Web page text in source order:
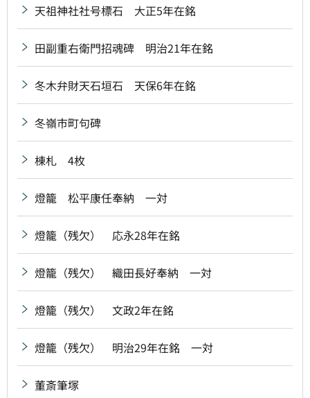
天祖神社社号標石 大正5年在銘
田副重右衛門招魂碑 明治21年在銘
冬木弁財天石垣石 天保6年在銘
冬嶺市町句碑
棟札 4枚
燈籠 松平康任奉納 一対
燈籠（残欠） 応永28年在銘
燈籠（残欠） 織田長好奉納 一対
燈籠（残欠） 文政2年在銘
燈籠（残欠） 明治29年在銘 一対
董斎筆塚